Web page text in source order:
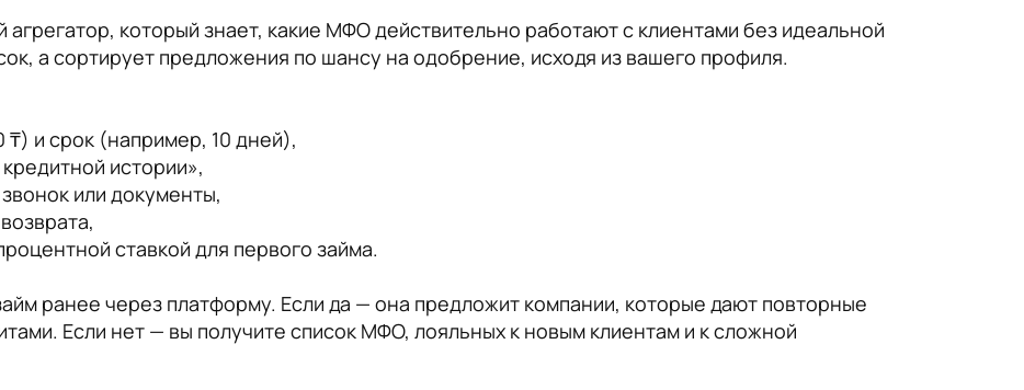
который знает, какие МФО действительно работают с клиентами без идеальной
а сортирует предложения по шансу на одобрение, исходя из вашего профиля.
и срок (например, 10 дней),
истории»,
или документы,
ставкой для первого займа.
ранее через платформу. Если да — она предложит компании, которые дают повторные
Если нет — вы получите список МФО, лояльных к новым клиентам и к сложной